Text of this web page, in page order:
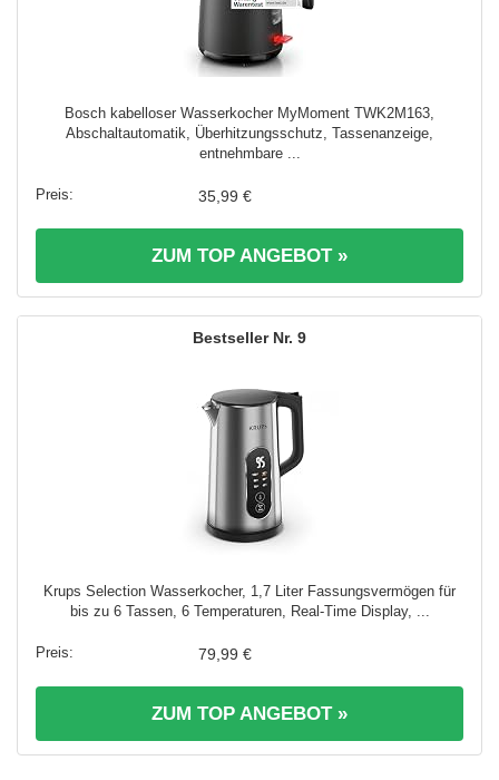
Bosch kabelloser Wasserkocher MyMoment TWK2M163,
Abschaltautomatik, Überhitzungsschutz, Tassenanzeige,
entnehmbare ...
35,99 €
ZUM TOP ANGEBOT »
9
Krups Selection Wasserkocher, 1,7 Liter Fassungsvermögen für
bis zu 6 Tassen, 6 Temperaturen, Real-Time Display, ...
79,99 €
ZUM TOP ANGEBOT »